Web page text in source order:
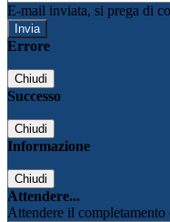
E-mail inviata, si prega di
Errore
Chiudi
Successo
Chiudi
Informazione
Chiudi
Attendere...
Attendere il completamento